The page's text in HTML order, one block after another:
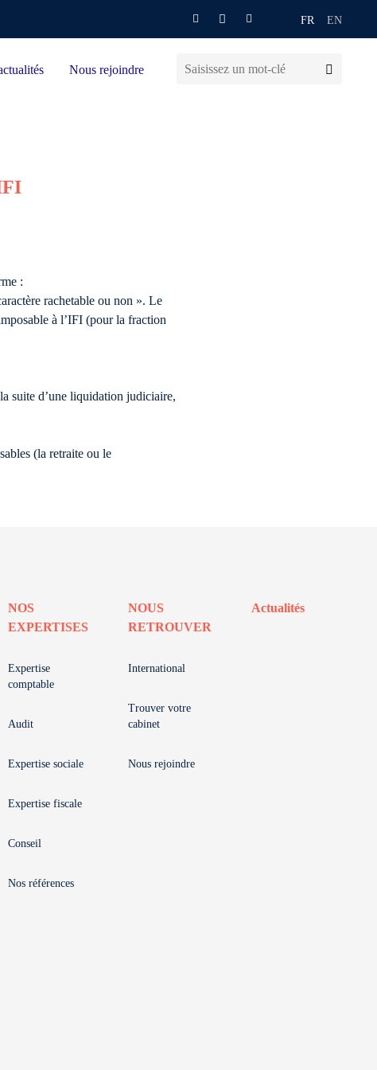
FR EN
Nous rejoindre
:
rachetable ou non ». Le
à l’IFI (pour la fraction
suite d’une liquidation judiciaire,
(la retraite ou le
NOS
EXPERTISES
Expertise
comptable
Audit
Expertise sociale
Expertise fiscale
Conseil
Nos références
NOUS
RETROUVER
International
Trouver votre
cabinet
Nous rejoindre
Actualités